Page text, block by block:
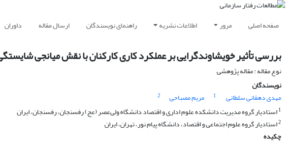
صفحه اصلی مرور اطلاعات نشریه راهنمای نویسندگان ارسال مقاله داوران
بررسی تأثیر خویشاوندگرایی بر عملکرد کاری کارکنان با نقش میانجی
نوع مقاله : مقاله پژوهشی
نویسندگان
مهدی دهقانی سلطانی
1 مریم مصباحی
2
1استادیار گروه مدیریت دانشکده علوم اداری و اقتصاد دانشگاه ولی‌عصر (عج) رفسنجان، رفسنجان، ایران
2استادیار گروه علوم اجتماعی و اقتصاد، دانشگاه پیام نور، تهران، ایران
چکیده